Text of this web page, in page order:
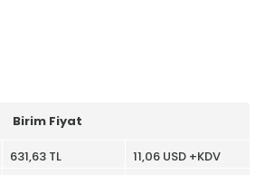
Birim Fiyat
631,63 TL
11,06 USD +KDV